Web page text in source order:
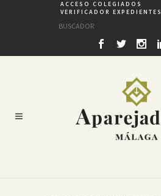
ACCESO COLEGIADOS
VERIFICADOR EXPEDIENTES